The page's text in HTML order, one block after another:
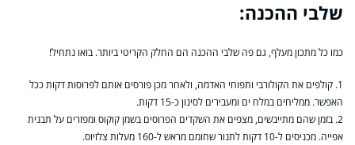
שלבי ההכנה:
כמו כל מתכון מעלף, גם פה שלבי ההכנה הם החלק הקריטי ביותר. בואו נתחיל!
1. קולפים את הקולורבי ותפוחי האדמה, ולאחר מכן פורסים אותם לפרוסות דקות ככל
האפשר. ממליחים במלח ים ומעבירים לסינון כ-15 דקות.
2. בזמן שהם מתייבשים, מצפים את השקדים הפרוסים בשמן קוקוס ומפזרים על תבנית
אפייה. מכניסים ל-10 דקות לתנור שחומם מראש ל-160 מעלות צלזיוס.